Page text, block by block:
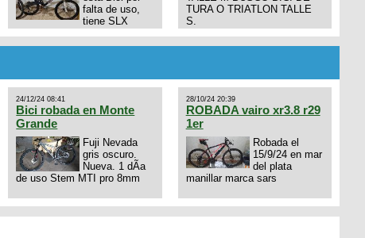
falta de uso,
tiene SLX
Horquilla Axon tope de gama
por drone de la marca Dji, les
interesa 3434568861 saludos
TURA O TRIATLON TALLE
S.
24/12/24 08:41
Bici robada en Monte
Grande
Fuji Nevada
gris oscuro.
Nueva. 1 dÃ­a
de uso Stem MTI pro 8mm
28/10/24 20:39
ROBADA vairo xr3.8 r29
1er
Robada el
15/9/24 en mar
del plata
manillar marca sars